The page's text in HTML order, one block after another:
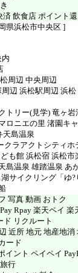
飲食店 ポイント
県浜松市中央区 ]
周辺 中央周辺
辺 浜松駅周辺 浜
トリー(見学) 竜ヶ岩
ロニエの里 渚園キ
天島温泉
ラアクトシティホ
も館 浜松宿 浜松市
島温泉 雄踏温泉 あ
サイクリング「ゆ?
写真 動画 おトク
Rpay 楽天ペイ 楽
リクルート
近所 地元 地産地
ード
イント ペイペイ
行